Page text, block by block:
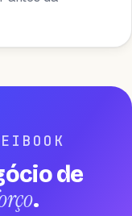
de
.